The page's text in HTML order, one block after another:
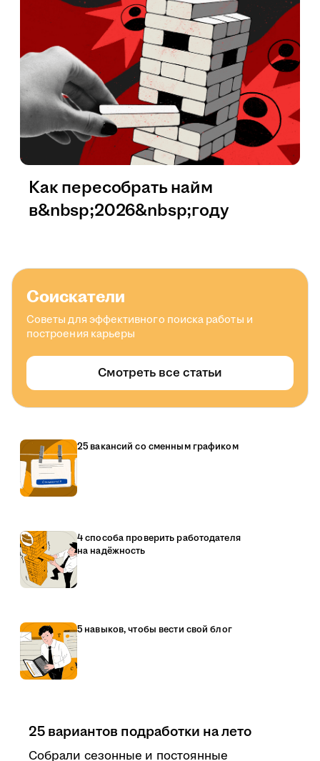
Как пересобрать найм
в&nbsp;2026&nbsp;году
Соискатели
Советы для эффективного поиска работы и
построения карьеры
Смотреть все статьи
25 вакансий со сменным графиком
4 способа проверить работодателя
на надёжность
5 навыков, чтобы вести свой блог
25 вариантов подработки на лето
Собрали сезонные и постоянные